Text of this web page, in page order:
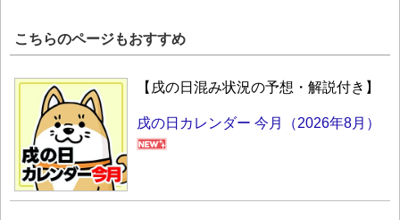
こちらのページもおすすめ
【戌の日混み状況の予想・解説付き】
戌の日カレンダー 今月（2026年8月）